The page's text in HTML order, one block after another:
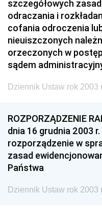
szczegółowych
odraczania i
cofania odroczenia
nieuiszczonych
orzeczonych w
sądem
Dziennik Ustaw rok 2003
ROZPORZĄDZENIE
dnia 16 grudnia 2003
rozporządzenie w
zasad
Państwa
Dziennik Ustaw rok 2003